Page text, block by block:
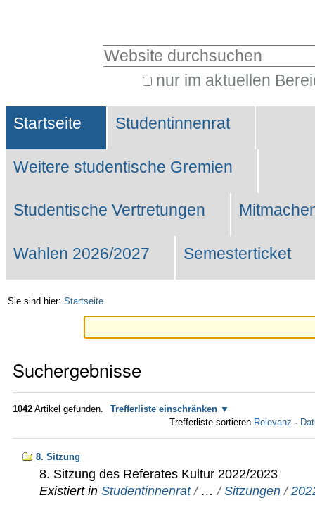
Website durchsuchen
nur im aktuellen
Suche…
Sektionen
Startseite Studentinnenrat
Weitere studentische Gremien
Studentische Vertretungen
Wahlen 2026/2027 Semesterticket
Sie sind hier: Startseite
Suchergebnisse
1042 Artikel gefunden.
Trefferliste einschränken
Trefferliste sortieren Relevanz ·
8. Sitzung
8. Sitzung des Referates Kultur 2022/2023
Existiert in Studentinnenrat / …/Sitzungen /